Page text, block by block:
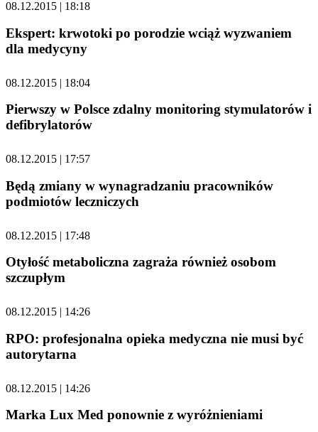
08.12.2015 | 18:18
Ekspert: krwotoki po porodzie wciąż wyzwaniem
dla medycyny
08.12.2015 | 18:04
Pierwszy w Polsce zdalny monitoring stymulatorów i
defibrylatorów
08.12.2015 | 17:57
Będą zmiany w wynagradzaniu pracowników
podmiotów leczniczych
08.12.2015 | 17:48
Otyłość metaboliczna zagraża również osobom
szczupłym
08.12.2015 | 14:26
RPO: profesjonalna opieka medyczna nie musi być
autorytarna
08.12.2015 | 14:26
Marka Lux Med ponownie z wyróżnieniami